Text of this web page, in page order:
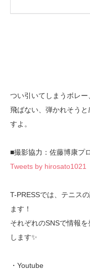
つい引いてしまうボレ
飛ばない、弾かれそう
すよ。
■撮影協力：佐藤博康プ
Tweets by hirosato1021
T-PRESSでは、テニス
ます！
それぞれのSNSで情報
します✨
・Youtube